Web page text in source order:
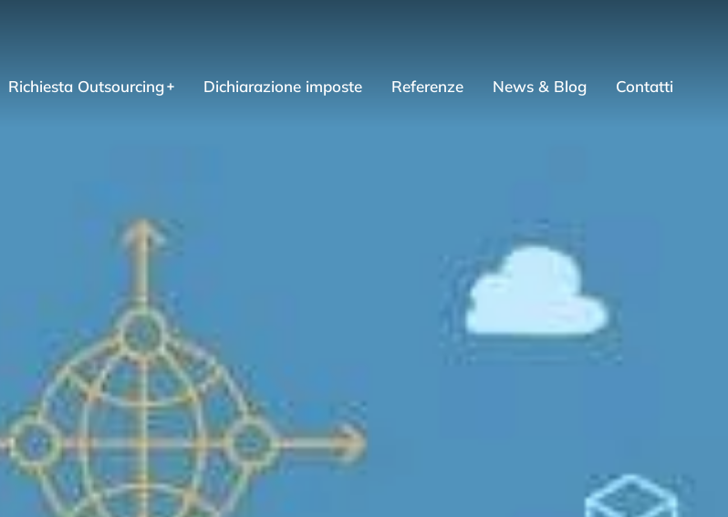
Richiesta Outsourcing Dichiarazione imposte Referenze News & Blog Contatti